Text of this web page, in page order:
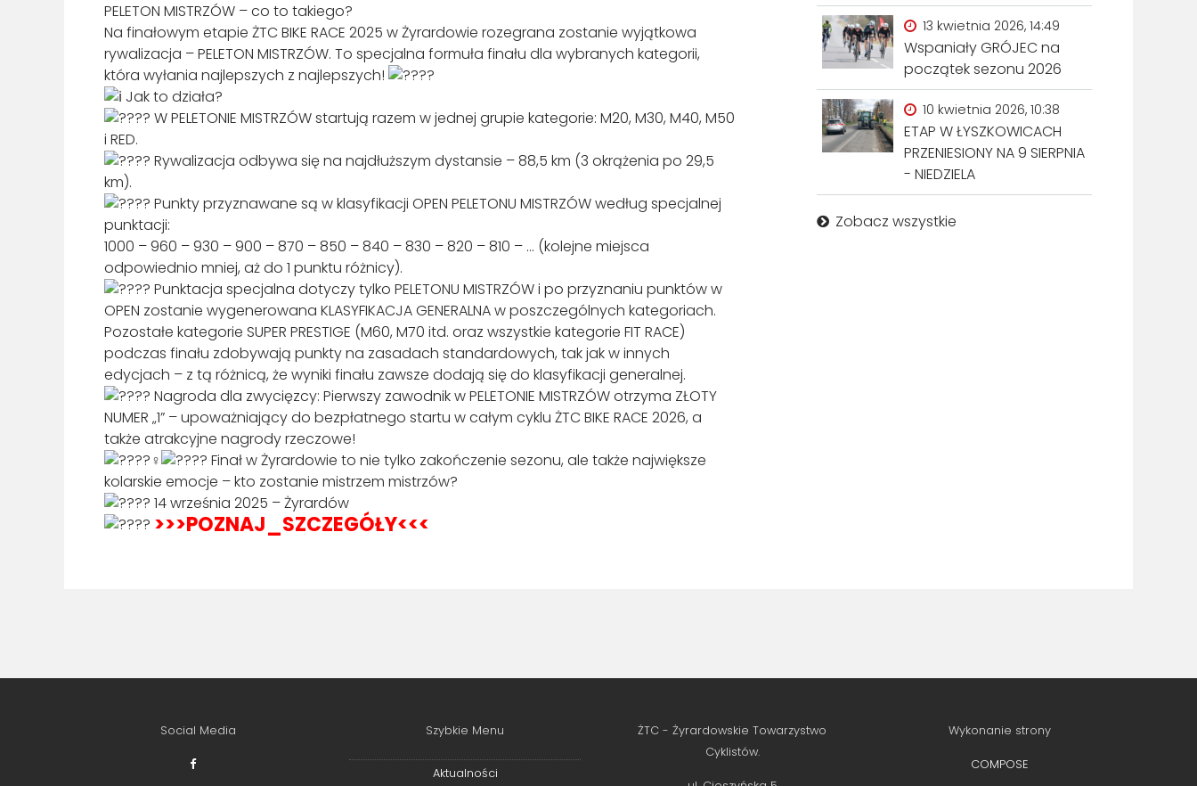
PELETON MISTRZÓW – co to takiego?
Na finałowym etapie ŻTC BIKE RACE 2025 w Żyrardowie rozegrana zostanie wyjątkowa
rywalizacja – PELETON MISTRZÓW. To specjalna formuła finału dla wybranych kategorii,
która wyłania najlepszych z najlepszych!
Jak to działa?
W PELETONIE MISTRZÓW startują razem w jednej grupie kategorie: M20, M30, M40, M50
i RED.
Rywalizacja odbywa się na najdłuższym dystansie – 88,5 km (3 okrążenia po 29,5
km).
Punkty przyznawane są w klasyfikacji OPEN PELETONU MISTRZÓW według specjalnej
punktacji:
1000 – 960 – 930 – 900 – 870 – 850 – 840 – 830 – 820 – 810 – … (kolejne miejsca
odpowiednio mniej, aż do 1 punktu różnicy).
Punktacja specjalna dotyczy tylko PELETONU MISTRZÓW i po przyznaniu punktów w
OPEN zostanie wygenerowana KLASYFIKACJA GENERALNA w poszczególnych kategoriach.
Pozostałe kategorie SUPER PRESTIGE (M60, M70 itd. oraz wszystkie kategorie FIT RACE)
podczas finału zdobywają punkty na zasadach standardowych, tak jak w innych
edycjach – z tą różnicą, że wyniki finału zawsze dodają się do klasyfikacji generalnej.
Nagroda dla zwycięzcy: Pierwszy zawodnik w PELETONIE MISTRZÓW otrzyma ZŁOTY
NUMER „1” – upoważniający do bezpłatnego startu w całym cyklu ŻTC BIKE RACE 2026, a
także atrakcyjne nagrody rzeczowe!
Finał w Żyrardowie to nie tylko zakończenie sezonu, ale także największe
kolarskie emocje – kto zostanie mistrzem mistrzów?
14 września 2025 – Żyrardów
>>>POZNAJ_SZCZEGÓŁY<<<
13 kwietnia 2026, 14:49
Wspaniały GRÓJEC na
początek sezonu 2026
10 kwietnia 2026, 10:38
ETAP W ŁYSZKOWICACH
PRZENIESIONY NA 9 SIERPNIA
- NIEDZIELA
Zobacz wszystkie
Social Media Szybkie Menu
Aktualności
ŻTC - Żyrardowskie Towarzystwo
Cyklistów.
Wykonanie strony
COMPOSE